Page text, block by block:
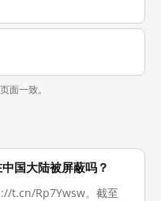
面一致。
国大陆被屏蔽吗？
t.cn/Rp7Ywsw。截至